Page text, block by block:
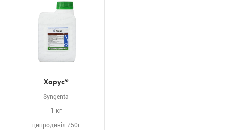
Хорус®
Syngenta
1 кг
ципродиніл 750г